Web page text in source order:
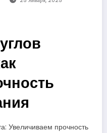
Увеличиваем прочность